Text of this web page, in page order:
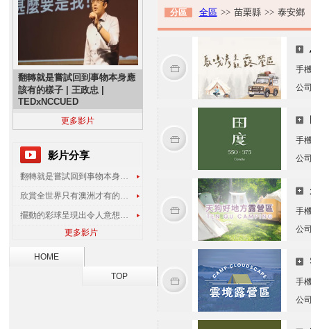
翻轉就是嘗試回到事物本身應
該有的樣子 | 王政忠 |
TEDxNCCUED
更多影片
影片分享
翻轉就是嘗試回到事物本身應該有的樣子 | 王政忠 | TEDxNCCUED
欣賞全世界只有澳洲才有的孔雀蜘蛛
擺動的彩球呈現出令人意想不到的視覺效果
更多影片
分區 全區 >> 苗栗縣 >> 泰安鄉
手
公
手
公
手
公
手
公
HOME
TOP